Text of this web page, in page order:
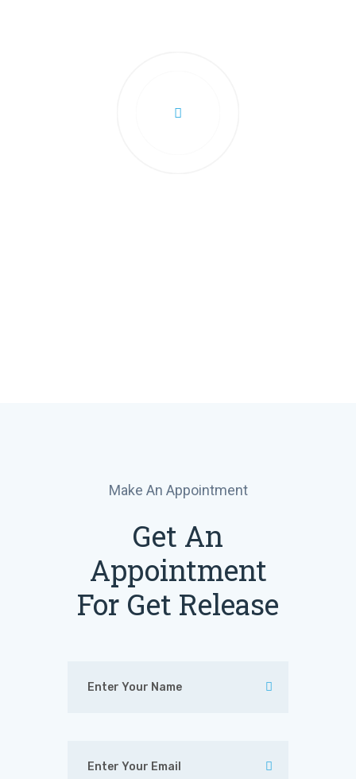
Make An Appointment
Get An
Appointment
For Get Release